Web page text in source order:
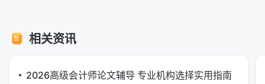
相关资讯
2026高级会计师论文辅导 专业机构选择实用指南